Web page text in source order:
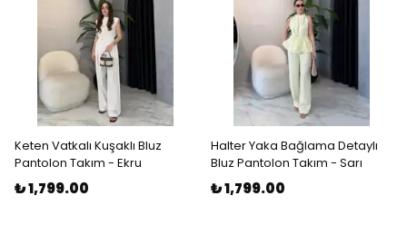
Keten Vatkalı Kuşaklı Bluz
Pantolon Takım - Ekru
₺ 1,799.00
Halter Yaka Bağlama Detaylı
Bluz Pantolon Takım - Sarı
₺ 1,799.00